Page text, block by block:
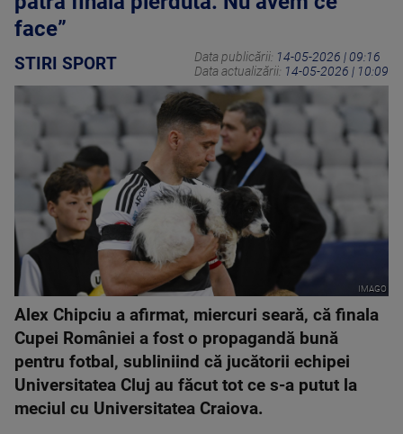
face”
STIRI SPORT Data publicării: 14-05-2026 | 09:16
Data actualizării: 14-05-2026 | 10:09
IMAGO
Alex Chipciu a afirmat, miercuri seară, că finala
Cupei României a fost o propagandă bună
pentru fotbal, subliniind că jucătorii echipei
Universitatea Cluj au făcut tot ce s-a putut la
meciul cu Universitatea Craiova.